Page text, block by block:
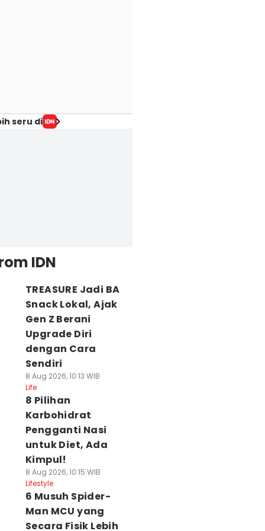
seru di
IDN
TREASURE Jadi BA
Snack Lokal, Ajak
Gen Z Berani
Upgrade Diri
dengan Cara
Sendiri
8 Aug 2026, 10:13 WIB
Life
8 Pilihan
Karbohidrat
Pengganti Nasi
untuk Diet, Ada
Kimpul!
8 Aug 2026, 10:15 WIB
Lifestyle
6 Musuh Spider-
Man MCU yang
Secara Fisik Lebih